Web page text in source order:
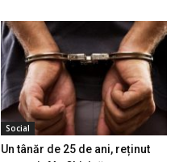
Social
Un tânăr de 25 de ani, reținut